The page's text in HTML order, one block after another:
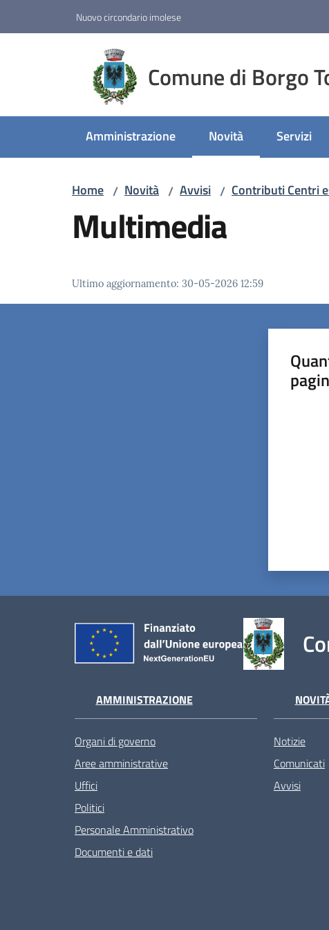
Nuovo circondario imolese
Comune di Borgo
Amministrazione Novità
Menu selezionato
Servizi
Home / Novità / Avvisi / Contributi Centri
Multimedia
Ultimo aggiornamento: 30-05-2026 12:59
AMMINISTRAZIONE
Organi di governo
Aree amministrative
Uffici
Politici
Personale Amministrativo
Documenti e dati
Notizie
Comunicati
Avvisi